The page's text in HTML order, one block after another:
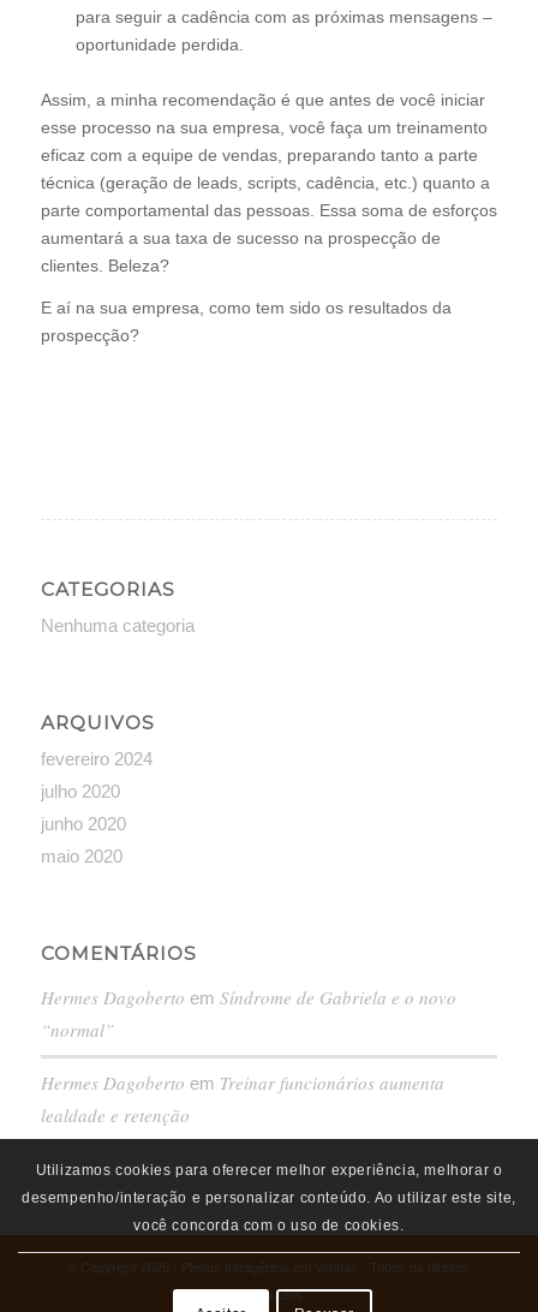
para seguir a cadência com as próximas mensagens –
oportunidade perdida.
Assim, a minha recomendação é que antes de você iniciar
esse processo na sua empresa, você faça um treinamento
eficaz com a equipe de vendas, preparando tanto a parte
técnica (geração de leads, scripts, cadência, etc.) quanto a
parte comportamental das pessoas. Essa soma de esforços
aumentará a sua taxa de sucesso na prospecção de
clientes. Beleza?
E aí na sua empresa, como tem sido os resultados da
prospecção?
CATEGORIAS
Nenhuma categoria
ARQUIVOS
fevereiro 2024
julho 2020
junho 2020
maio 2020
COMENTÁRIOS
Hermes Dagoberto em Síndrome de Gabriela e o novo
“normal”
Hermes Dagoberto em Treinar funcionários aumenta
lealdade e retenção
© Copyright 2026 - Plenus Inteligência em Vendas - Todos os direitos
Reservados.
Utilizamos cookies para oferecer melhor experiência, melhorar o
desempenho/interação e personalizar conteúdo. Ao utilizar este site,
você concorda com o uso de cookies.